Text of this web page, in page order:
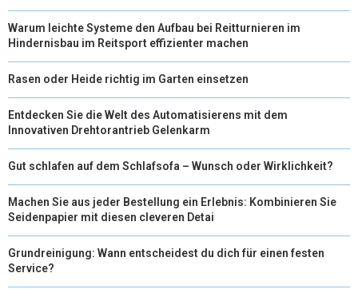
Warum leichte Systeme den Aufbau bei Reitturnieren im
Hindernisbau im Reitsport effizienter machen
Rasen oder Heide richtig im Garten einsetzen
Entdecken Sie die Welt des Automatisierens mit dem
Innovativen Drehtorantrieb Gelenkarm
Gut schlafen auf dem Schlafsofa – Wunsch oder Wirklichkeit?
Machen Sie aus jeder Bestellung ein Erlebnis: Kombinieren Sie
Seidenpapier mit diesen cleveren Detai
Grundreinigung: Wann entscheidest du dich für einen festen
Service?